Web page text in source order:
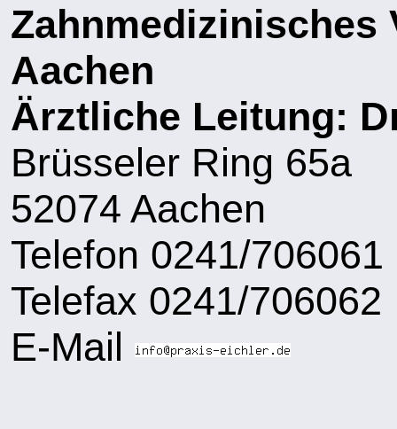
Zahnmedizinisches
Aachen
Ärztliche Leitung:
Brüsseler Ring 65a
52074 Aachen
Telefon 0241/706061
Telefax 0241/706062
E-Mail